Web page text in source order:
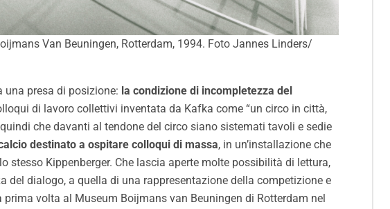
Van Beuningen, Rotterdam, 1994. Foto Jannes Linders/
una presa di posizione: la condizione di incompletezza del
di lavoro collettivi inventata da Kafka come “un circo in città,
che davanti al tendone del circo siano sistemati tavoli e sedie
destinato a ospitare colloqui di massa, in un’installazione che
stesso Kippenberger. Che lascia aperte molte possibilità di lettura,
del dialogo, a quella di una rappresentazione della competizione e
volta al Museum Boijmans van Beuningen di Rotterdam nel